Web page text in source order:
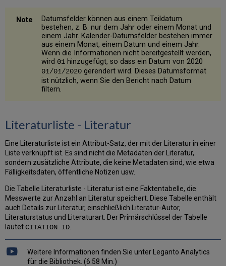
Datumsfelder können aus einem Teildatum
bestehen, z. B. nur dem Jahr oder einem Monat und
einem Jahr. Kalender-Datumsfelder bestehen immer
aus einem Monat, einem Datum und einem Jahr.
Wenn die Informationen nicht bereitgestellt werden,
wird 01 hinzugefügt, so dass ein Datum von 2020
01/01/2020 gerendert wird. Dieses Datumsformat
ist nützlich, wenn Sie den Bericht nach Datum
filtern.
Literaturliste - Literatur
Eine Literaturliste ist ein Attribut-Satz, der mit der Literatur in einer
Liste verknüpft ist. Es sind nicht die Metadaten der Literatur,
sondern zusätzliche Attribute, die keine Metadaten sind, wie etwa
Fälligkeitsdaten, öffentliche Notizen usw.
Die Tabelle Literaturliste - Literatur ist eine Faktentabelle, die
Messwerte zur Anzahl an Literatur speichert. Diese Tabelle enthält
auch Details zur Literatur, einschließlich Literatur-Autor,
Literaturstatus und Literaturart. Der Primärschlüssel der Tabelle
lautetCITATION ID
Weitere Informationen finden Sie unter Leganto Analytics
für die Bibliothek. (6:58 Min.)